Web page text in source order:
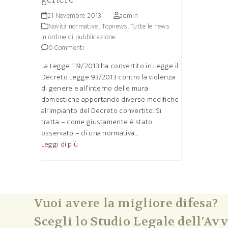
21 Novembre 2013
admin
Novità normative.,Topnews. Tutte le news
in ordine di pubblicazione.
0 Commenti
La Legge 119/2013 ha convertito in Legge il
Decreto Legge 93/2013 contro la violenza
di genere e all’interno delle mura
domestiche apportando diverse modifiche
all’impianto del Decreto convertito. Si
tratta – come giustamente è stato
osservato – di una normativa…
Leggi di più
Vuoi avere la migliore difesa?
Scegli lo Studio Legale